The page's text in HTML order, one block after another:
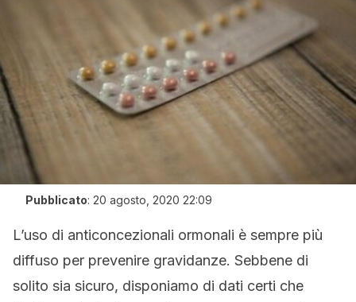
Pubblicato: 20 agosto, 2020 22:09
L’uso di anticoncezionali ormonali è sempre più
diffuso per prevenire gravidanze. Sebbene di
solito sia sicuro, disponiamo di dati certi che